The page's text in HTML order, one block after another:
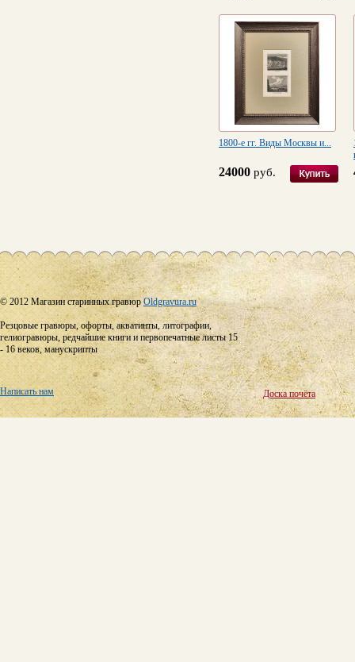
1800-е гг. Виды Москвы и...
24000 руб.
© 2012 Магазин старинных гравюрOldgravura.ru
Резцовые гравюры, офорты, акватинты, литографии,
гелиогравюры, редчайшие книги и первопечатные листы 15
- 16 веков, манускрипты
Написать нам Доска почёта